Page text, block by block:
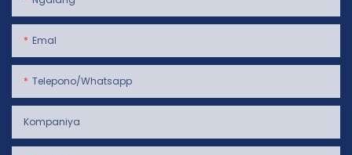
Emal
Telepono/whatsapp
Kompaniya